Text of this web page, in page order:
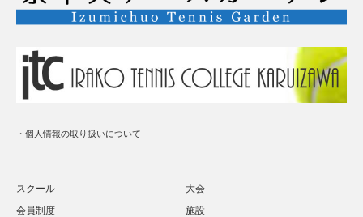
・個人情報の取り扱いについて
スクール
大会
会員制度
施設